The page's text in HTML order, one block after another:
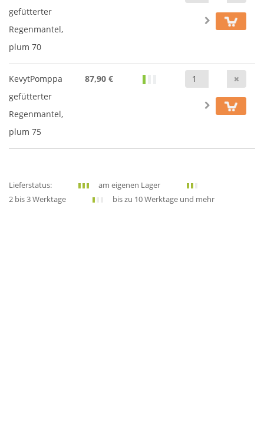
gefütterter
Regenmantel,
plum 70
KevytPomppa
gefütterter
Regenmantel,
plum 75
87,90 €
Lieferstatus:
am eigenen Lager
2 bis 3 Werktage
bis zu 10 Werktage und mehr